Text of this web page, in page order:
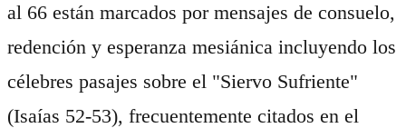
al 66 están marcados por mensajes de consuelo,
redención y esperanza mesiánica incluyendo los
célebres pasajes sobre el "Siervo Sufriente"
(Isaías 52-53), frecuentemente citados en el